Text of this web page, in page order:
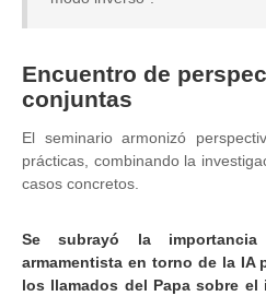
Encuentro de
conjuntas
El seminario armonizó
prácticas, combinando la
casos concretos.
Se subrayó la
armamentista en torno de la IA
los llamados del Papa sobre el